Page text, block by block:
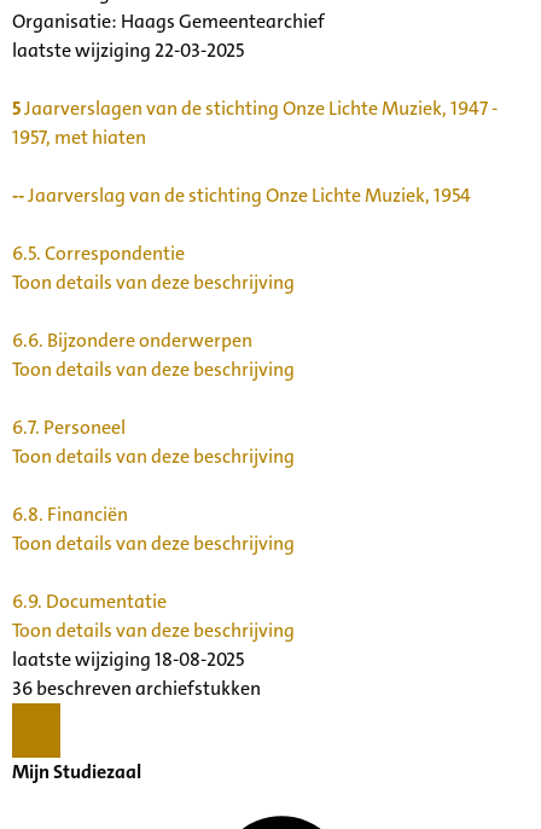
Organisatie: Haags Gemeentearchief
laatste wijziging 22-03-2025
5Jaarverslagen van de stichting Onze Lichte Muziek, 1947 -
1957, met hiaten
--Jaarverslag van de stichting Onze Lichte Muziek, 1954
6.5.Correspondentie
Toon details van deze beschrijving
6.6. Bijzondere onderwerpen
Toon details van deze beschrijving
6.7. Personeel
Toon details van deze beschrijving
6.8. Financiën
Toon details van deze beschrijving
6.9. Documentatie
Toon details van deze beschrijving
laatste wijziging 18-08-2025
36 beschreven archiefstukken
Mijn Studiezaal